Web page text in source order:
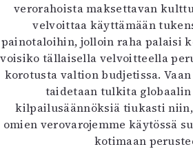
verorahoista maksettavan
velvoittaa käyttämään
painotaloihin, jolloin raha palaisi
voisiko tällaisella velvoitteella
korotusta valtion budjetissa.
taidetaan tulkita
kilpailusäännöksiä tiukasti
omien verovarojemme käytössä
kotimaan